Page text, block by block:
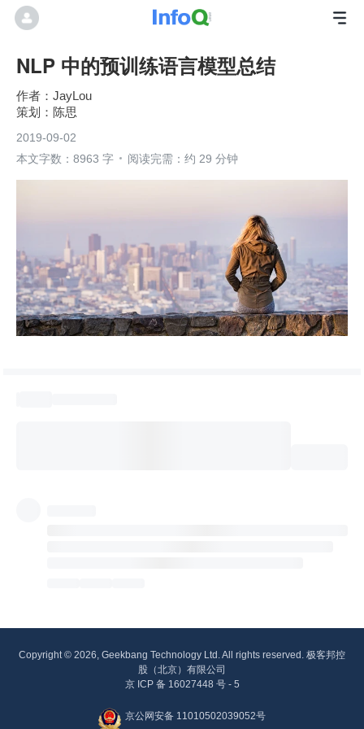
NLP 中的预训练语言模型总结
JayLou
陈思
2019-09-02
本文字数：8963 字
阅读完需：约 29 分钟
Copyright © 2026, Geekbang Technology Ltd. All rights reserved. 极客邦控
股（北京）有限公司
京 ICP 备 16027448 号 - 5
京公网安备 11010502039052号